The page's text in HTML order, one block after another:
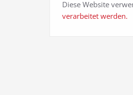
Diese Website
verarbeitet werden.